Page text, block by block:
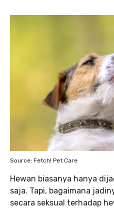
Source: Fetch! Pet Care
Hewan biasanya hanya
saja. Tapi, bagaimana
secara seksual terhadap